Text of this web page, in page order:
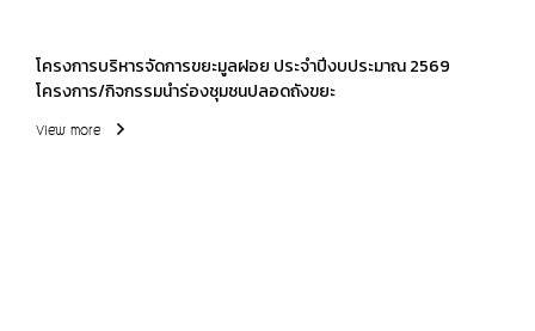
โครงการบริหารจัดการขยะมูลฝอย ประจำปีงบประมาณ 2569
โครงการ/กิจกรรมนำร่องชุมชนปลอดถังขยะ
View more